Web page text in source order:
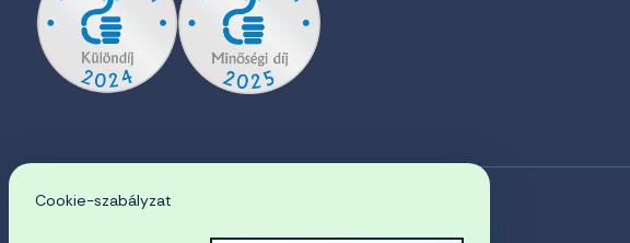
EN
Cookie-szabályzat